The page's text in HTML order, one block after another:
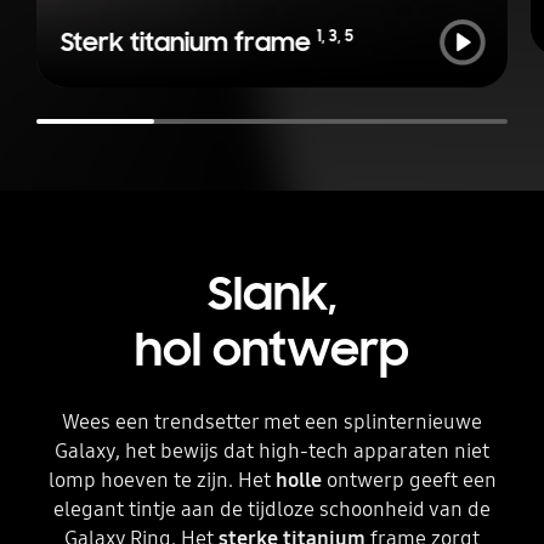
Sterk titanium frame 1,3,5
Slank,
hol ontwerp
Wees een trendsetter met een splinternieuwe
Galaxy, het bewijs dat high-tech apparaten niet
lomp hoeven te zijn. Het holleontwerp geeft een
elegant tintje aan de tijdloze schoonheid van de
Galaxy Ring. Hetsterke titanium frame zorgt